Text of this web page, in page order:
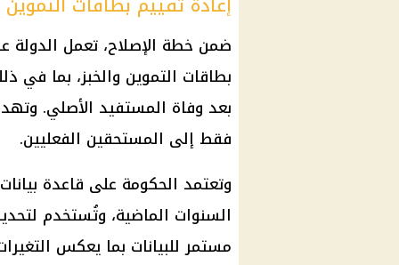
ضمن خطة الإصلاح، تعمل الدولة
بطاقات التموين والخبز، بما في
بعد وفاة المستفيد الأصلي.
فقط إلى المستحقين الفعليين.
وتعتمد الحكومة على قاعدة
السنوات الماضية، وتُستخدم
مستمر للبيانات بما يعكس